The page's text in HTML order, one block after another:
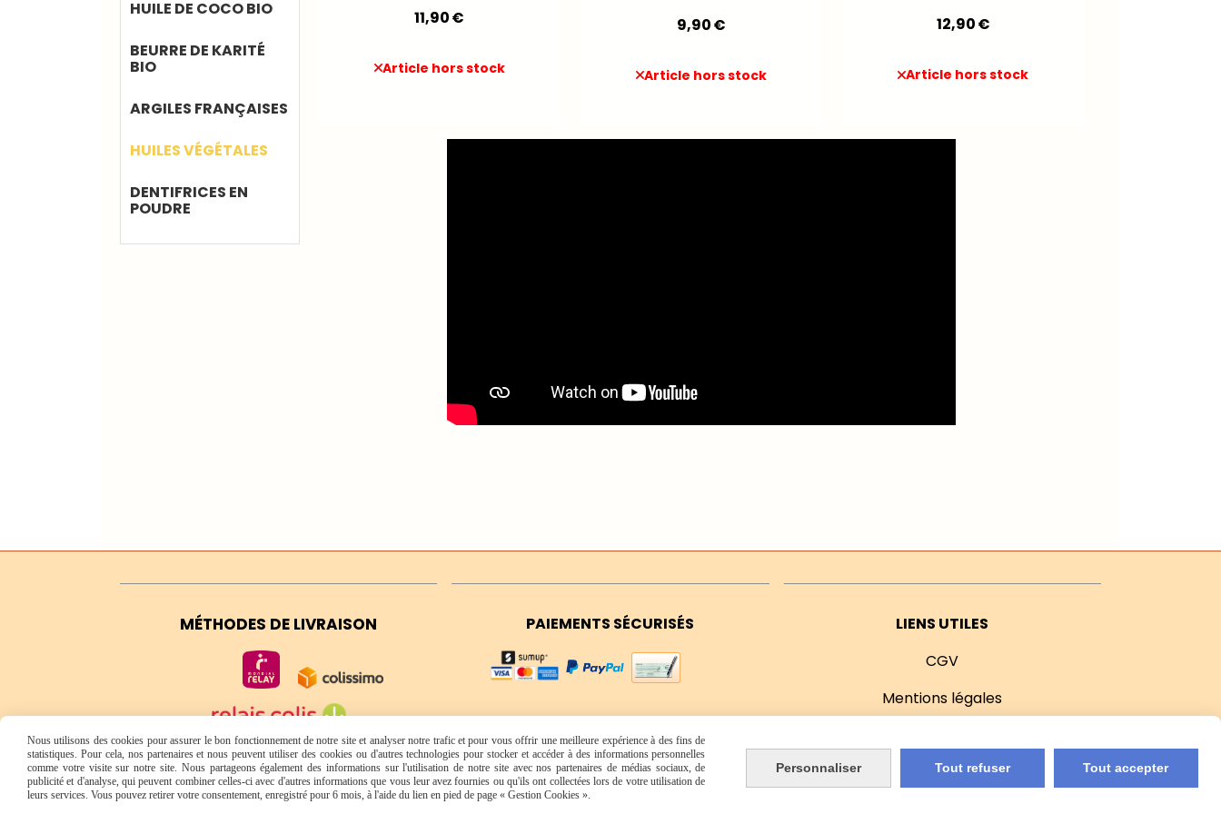
HUILE DE COCO BIO
BEURRE DE KARITÉ
BIO
ARGILES FRANÇAISES
HUILES VÉGÉTALES
DENTIFRICES EN
POUDRE
11,90€
Article hors stock
9,90€
Article hors stock
12,90€
Article hors stock
MÉTHODES DE LIVRAISON
Consultez nos frais de port
PAIEMENTS SÉCURISÉS
LIENS UTILES
CGV
Mentions légales
Nos points de vente
Nous utilisons des cookies pour assurer le bon fonctionnement de notre site et analyser notre trafic et pour vous offrir une meilleure expérience à des fins de
statistiques. Pour cela, nos partenaires et nous peuvent utiliser des cookies ou d'autres technologies pour stocker et accéder à des informations personnelles
comme votre visite sur notre site. Nous partageons également des informations sur l'utilisation de notre site avec nos partenaires de médias sociaux, de
publicité et d'analyse, qui peuvent combiner celles-ci avec d'autres informations que vous leur avez fournies ou qu'ils ont collectées lors de votre utilisation de
leurs services. Vous pouvez retirer votre consentement, enregistré pour 6 mois, à l'aide du lien en pied de page « Gestion Cookies ».
Personnaliser Tout refuser Tout accepter